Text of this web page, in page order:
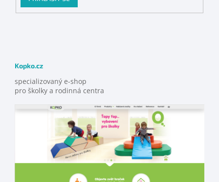
Kopko.cz
specializovaný e-shop
pro školky a rodinná centra